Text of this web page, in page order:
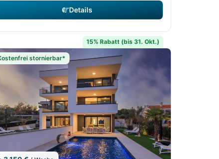
Details
15% Rabatt (bis 31. Okt.)
stornierbar*